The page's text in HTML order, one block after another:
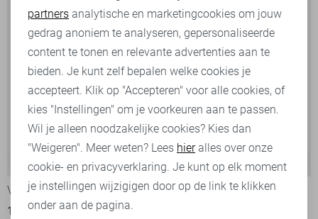
Vanguard Broek
105,00 139,99
Vanguard Broek
Marketing cookies
partners analytische en marketingcookies om jouw
gedrag anoniem te analyseren, gepersonaliseerde
content te tonen en relevante advertenties aan te
bieden. Je kunt zelf bepalen welke cookies je
accepteert. Klik op "Accepteren" voor alle cookies, of
kies "Instellingen" om je voorkeuren aan te passen.
Wil je alleen noodzakelijke cookies? Kies dan
"Weigeren". Meer weten? Lees hieralles over onze
cookie- en privacyverklaring. Je kunt op elk moment
je instellingen wijzigigen door op de link te klikken
onder aan de pagina.